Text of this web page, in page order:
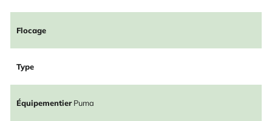
Flocage
Type
Équipementier Puma